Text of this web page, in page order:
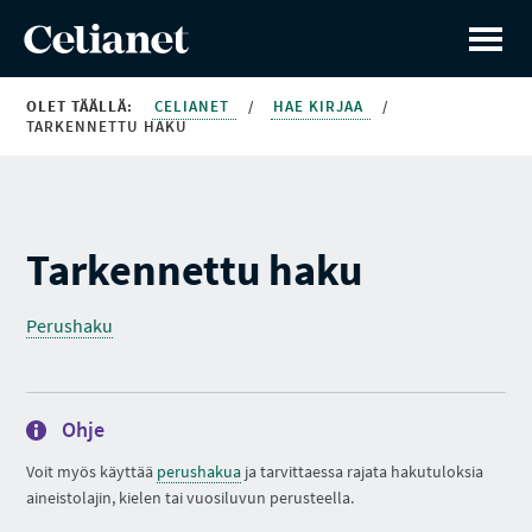
OLET TÄÄLLÄ: CELIANET / HAE KIRJAA
/
TARKENNETTU HAKU
Tarkennettu haku
Perushaku
Ohje
Voit myös käyttää perushakua ja tarvittaessa rajata hakutuloksia
aineistolajin, kielen tai vuosiluvun perusteella.